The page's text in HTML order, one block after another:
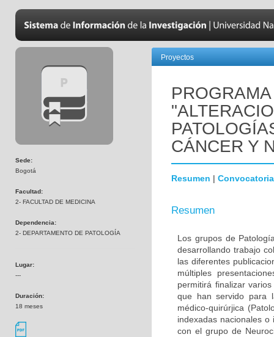
Sede:
Bogotá
Facultad:
2- FACULTAD DE MEDICINA
Dependencia:
2- DEPARTAMENTO DE PATOLOGÍA
Lugar:
---
Duración:
18 meses
Proyectos
CÁNCER Y
Resumen | Convocatoria
Resumen
Los grupos de
desarrollando trabajo
las diferentes
múltiples
permitirá finalizar
que han servido para
médico-quirúrjica
indexadas nacionales
con el grupo de